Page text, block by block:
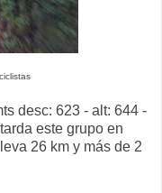
desc: 623 - alt: 644 -
este grupo en
26 km y más de 2